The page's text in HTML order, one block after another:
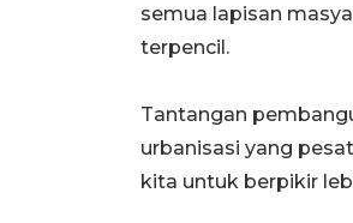
semua lapisan
terpencil.
Tantangan
urbanisasi yang
kita untuk berpikir